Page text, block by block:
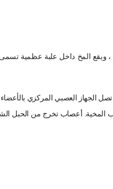
ويقع المخ داخل علبة عظمية
الجهاز العصبي المركزي
أعصاب تخرج من الحبل